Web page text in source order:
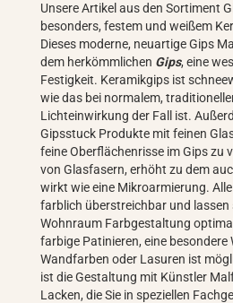
Unsere Artikel aus den Sortiment
besonders, festem und weißem
Dieses moderne, neuartige Gips
dem herkömmlichen Gips, eine
Festigkeit. Keramikgips ist
wie das bei normalem,
Lichteinwirkung der Fall ist.
Gipsstuck Produkte mit feinen
feine Oberflächenrisse im Gips zu
von Glasfasern, erhöht zu dem
wirkt wie eine Mikroarmierung.
farblich überstreichbar und lassen
Wohnraum Farbgestaltung
farbige Patinieren, eine besondere
Wandfarben oder Lasuren ist
ist die Gestaltung mit Künstler
Lacken, die Sie in speziellen